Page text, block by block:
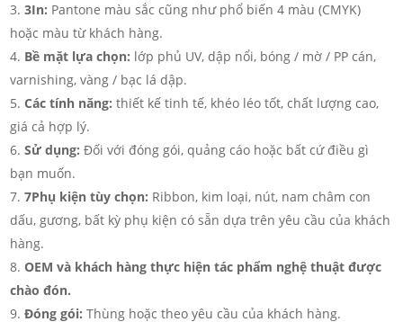
3In: Pantone màu sắc cũng như phổ biến 4 màu (CMYK)
hoặc màu từ khách hàng.
Bề mặt lựa chọn: lớp phủ UV, dập nổi, bóng / mờ / PP cán,
varnishing, vàng / bạc lá dập.
Các tính năng: thiết kế tinh tế, khéo léo tốt, chất lượng cao,
giá cả hợp lý.
Sử dụng: Đối với đóng gói, quảng cáo hoặc bất cứ điều gì
bạn muốn.
7Phụ kiện tùy chọn: Ribbon, kim loại, nút, nam châm con
dấu, gương, bất kỳ phụ kiện có sẵn dựa trên yêu cầu của khách
hàng.
OEM và khách hàng thực hiện tác phẩm nghệ thuật được
chào đón.
Đóng gói: Thùng hoặc theo yêu cầu của khách hàng.